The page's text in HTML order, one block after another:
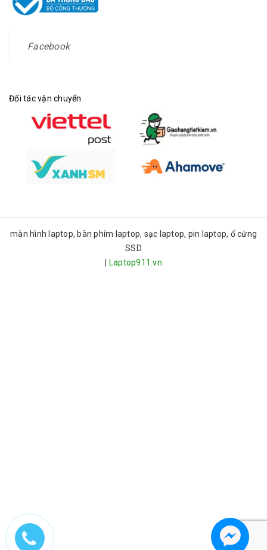
Facebook
Đối tác vận chuyển
màn hình laptop, bàn phím laptop, sạc laptop, pin laptop, ổ cứng
SSD
Laptop911.vn